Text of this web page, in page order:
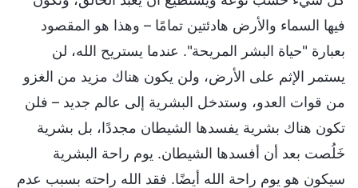
فيها السماء والأرض هادئتين تمامًا – وهذا هو المقصود
بعبارة "حياة البشر المريحة". عندما يستريح الله، لن
يستمر الإثم على الأرض، ولن يكون هناك مزيد من الغزو
من قوات العدو، وستدخل البشرية إلى عالم جديد – فلن
تكون هناك بشرية يفسدها الشيطان مجددًا، بل بشرية
خَلُصت بعد أن أفسدها الشيطان. يوم راحة البشرية
سيكون هو يوم راحة الله أيضًا. فقد الله راحته بسبب عدم